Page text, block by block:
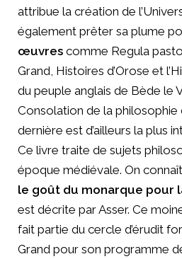
attribue la création de
également prêter sa plume
œuvres comme Regula
Grand, Histoires d’Orose et
du peuple anglais de Bède le
Consolation de la
dernière est d’ailleurs la plus
Ce livre traite de sujets
époque médiévale. On
le goût du monarque pour
est décrite par Asser. Ce
fait partie du cercle d’érudit
Grand pour son programme